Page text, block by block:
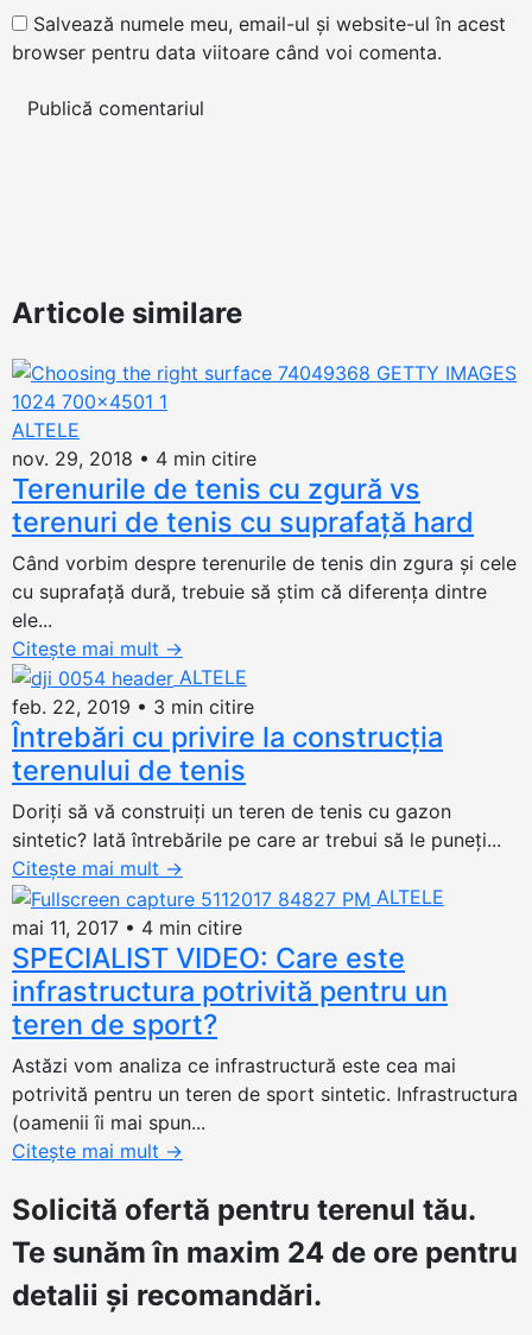
Salvează numele meu, email-ul și website-ul în acest
browser pentru data viitoare când voi comenta.
Articole similare
ALTELE
nov. 29, 2018 • 4 min citire
Terenurile de tenis cu zgură vs
terenuri de tenis cu suprafață hard
Când vorbim despre terenurile de tenis din zgura și cele
cu suprafață dură, trebuie să știm că diferența dintre
ele...
Citește mai mult →
ALTELE
feb. 22, 2019 • 3 min citire
Întrebări cu privire la construcția
terenului de tenis
Doriți să vă construiți un teren de tenis cu gazon
sintetic? Iată întrebările pe care ar trebui să le puneți...
Citește mai mult →
ALTELE
mai 11, 2017 • 4 min citire
SPECIALIST VIDEO: Care este
infrastructura potrivită pentru un
teren de sport?
Astăzi vom analiza ce infrastructură este cea mai
potrivită pentru un teren de sport sintetic. Infrastructura
(oamenii îi mai spun...
Citește mai mult →
Solicită ofertă pentru terenul tău.
Te sunăm în maxim 24 de ore pentru
detalii și recomandări.